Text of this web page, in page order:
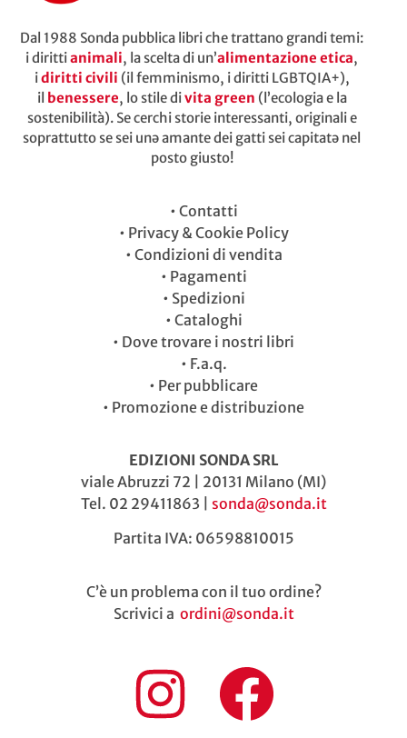
Dal 1988 Sonda pubblica libri che trattano grandi temi:
i dirittianimali, la scelta di un’alimentazione etica,
idiritti civili (il femminismo, i diritti LGBTQIA+),
il benessere, lo stile divita green (l’ecologia e la
sostenibilità). Se cerchi storie interessanti, originali e
soprattutto se sei unə amante dei gatti sei capitatə nel
posto giusto!
• Contatti
• Privacy & Cookie Policy
• Condizioni di vendita
• Pagamenti
• Spedizioni
• Cataloghi
• Dove trovare i nostri libri
• F.a.q.
• Per pubblicare
• Promozione e distribuzione
EDIZIONI SONDA SRL
viale Abruzzi 72 | 20131 Milano (MI)
Tel. 02 29411863 | sonda@sonda.it
Partita IVA: 06598810015
C’è un problema con il tuo ordine?
Scrivici a ordini@sonda.it